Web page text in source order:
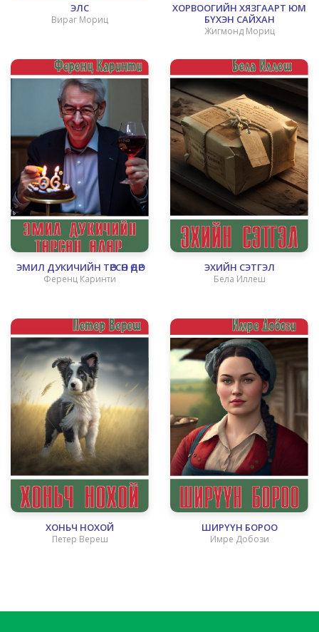
ЭЛС
Вираг Мориц
ХОРВООГИЙН ХЯЗГААРТ ЮМ
БҮХЭН САЙХАН
Жигмонд Мориц
ЭМИЛ ДУКИЧИЙН ТӨРСӨН ӨДӨР
Ференц Каринти
ЭХИЙН СЭТГЭЛ
Бела Иллеш
ХОНЬЧ НОХОЙ
Петер Вереш
ШИРҮҮН БОРОО
Имре Добози